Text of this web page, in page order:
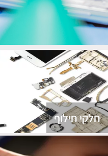
חלקי חילוף